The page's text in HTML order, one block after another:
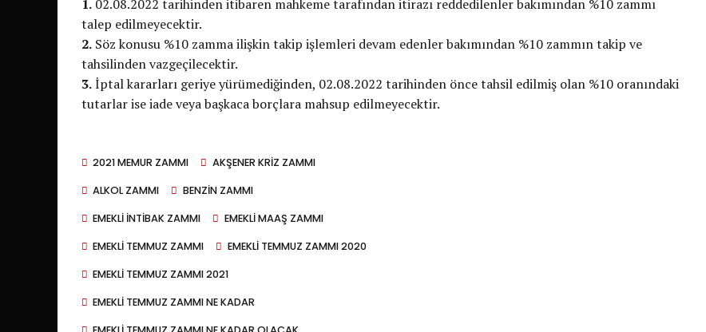
1. 02.08.2022 tarihinden itibaren mahkeme tarafından itirazı reddedilenler bakımından %10 zammı
talep edilmeyecektir.
2. Söz konusu %10 zamma ilişkin takip işlemleri devam edenler bakımından %10 zammın takip ve
tahsilinden vazgeçilecektir.
3.İptal kararları geriye yürümediğinden, 02.08.2022 tarihinden önce tahsil edilmiş olan %10 oranındaki
tutarlar ise iade veya başkaca borçlara mahsup edilmeyecektir.
2021 MEMUR ZAMMI AKŞENER KRIZ ZAMMI
ALKOL ZAMMI BENZIN ZAMMI
EMEKLI INTIBAK ZAMMI EMEKLI MAAŞ ZAMMI
EMEKLI TEMMUZ ZAMMI EMEKLI TEMMUZ ZAMMI 2020
EMEKLI TEMMUZ ZAMMI 2021
EMEKLI TEMMUZ ZAMMI NE KADAR